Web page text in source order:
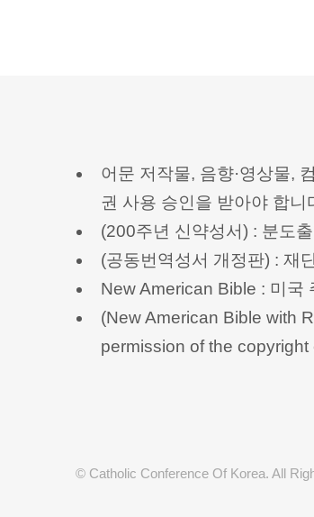
어문 저작물, 음향·영상물,
권 사용 승인을 받아야 합니
(200주년 신약성서) : 분도
(공동번역성서 개정판) : 재
New American Bible : 미국
(New American Bible with
permission of the
© Catholic Conference Of Korea. All